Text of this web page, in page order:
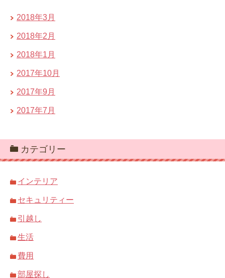
2018年3月
2018年2月
2018年1月
2017年10月
2017年9月
2017年7月
カテゴリー
インテリア
セキュリティー
引越し
生活
費用
部屋探し